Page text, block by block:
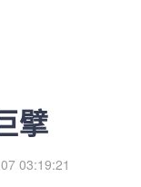
擘
03:19:21